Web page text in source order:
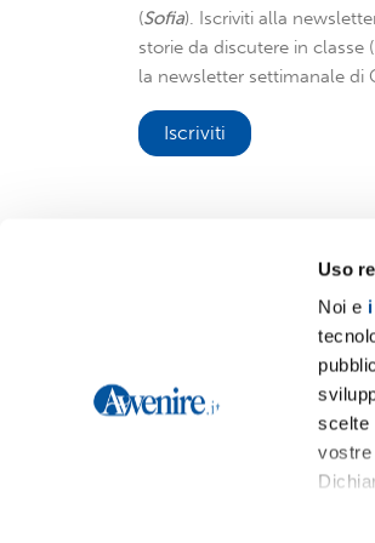
Uso
Noi e
scelte
vostre
(Sofia). Iscriviti alla
storie da discutere in classe (
la newsletter settimanale di
Iscriviti